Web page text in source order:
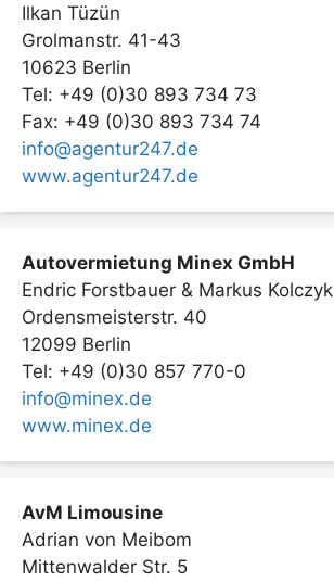
Ilkan Tüzün
Grolmanstr. 41-43
10623 Berlin
Tel: +49 (0)30 893 734 73
Fax: +49 (0)30 893 734 74
info@agentur247.de
www.agentur247.de
Autovermietung Minex GmbH
Endric Forstbauer & Markus Kolczyk
Ordensmeisterstr. 40
12099 Berlin
Tel: +49 (0)30 857 770-0
info@minex.de
www.minex.de
AvM Limousine
Adrian von Meibom
Mittenwalder Str. 5